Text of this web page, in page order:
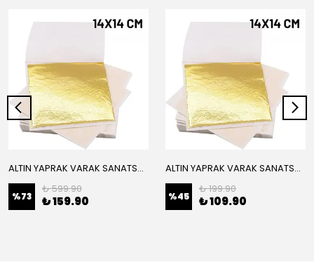
ALTIN YAPRAK VARAK SANATSAL BÜYÜK BOY FOLYO EPOKSİ REÇİNE NAİL ART 16 ADET 14X14 CM ALTIN RENK
%73
₺ 599.90
₺ 159.90
ALTIN YAPRAK VARAK SANATSAL BÜYÜK BOY FOLYO EPOKSİ REÇİNE NAİL ART 8 ADET ALTIN RENK 14X14 CM
%45
₺ 199.90
₺ 109.90